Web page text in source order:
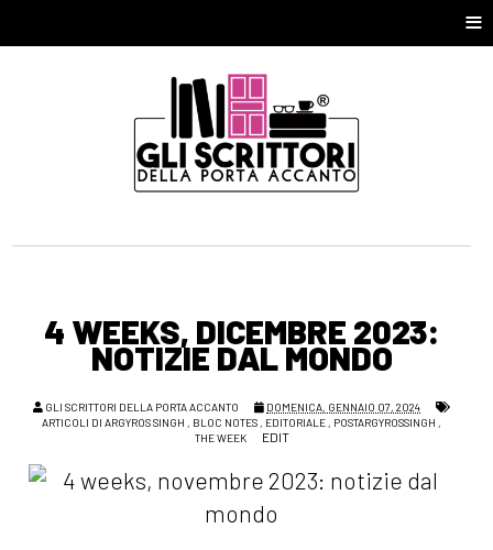
≡
4 WEEKS, DICEMBRE 2023:
NOTIZIE DAL MONDO
GLI SCRITTORI DELLA PORTA ACCANTO
DOMENICA, GENNAIO 07, 2024
ARTICOLI DI ARGYROS SINGH , BLOC NOTES , EDITORIALE , POSTARGYROSSINGH ,
THE WEEK
EDIT